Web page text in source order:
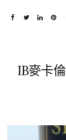
IB麥卡